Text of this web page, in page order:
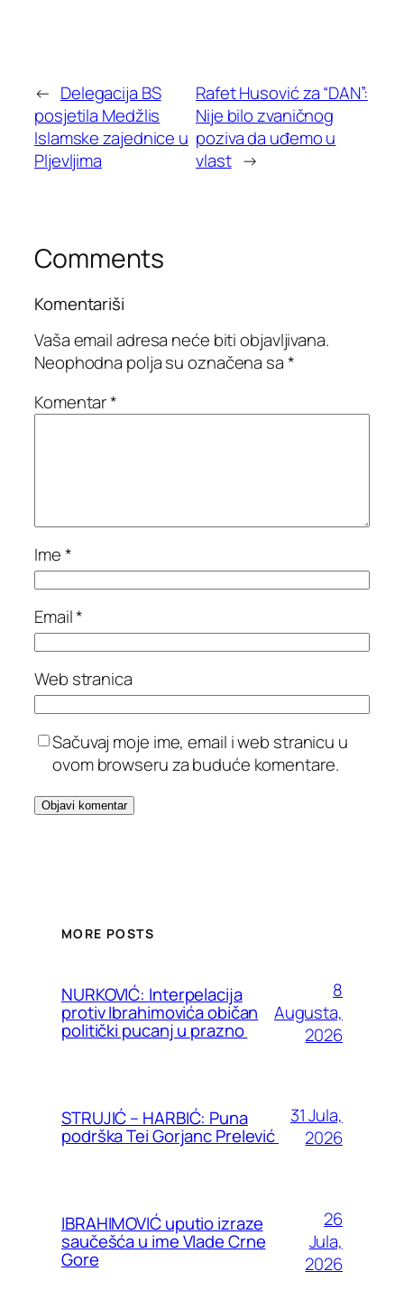
← Delegacija BS
posjetila Medžlis
Islamske zajednice u
Pljevljima
Rafet Husović za “DAN”:
Nije bilo zvaničnog
poziva da uđemo u
vlast →
Comments
Komentariši
Vaša email adresa neće biti objavljivana.
Neophodna polja su označena sa*
Komentar*
Ime*
Email*
Web stranica
Sačuvaj moje ime, email i web stranicu u
ovom browseru za buduće komentare.
MORE POSTS
NURKOVIĆ: Interpelacija
protiv Ibrahimovića običan
politički pucanj u prazno
8
Augusta,
2026
STRUJIĆ – HARBIĆ: Puna
podrška Tei Gorjanc Prelević
31 Jula,
2026
IBRAHIMOVIĆ uputio izraze
saučešća u ime Vlade Crne
Gore
26
Jula,
2026